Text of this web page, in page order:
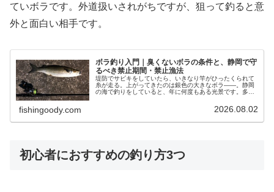
ていボラです。外道扱いされがちですが、狙って釣ると意
外と面白い相手です。
ボラ釣り入門｜臭くないボラの条件と、静岡で守
るべき禁止期間・禁止漁法
堤防でサビキをしていたら、いきなり竿がひったくられて
糸が走る。上がってきたのは銀色の大きなボラ——。静岡
の海で釣りをしていると、年に何度もある光景です。多く
fishingoody.com 2026.08.02
初心者におすすめの釣り方3つ